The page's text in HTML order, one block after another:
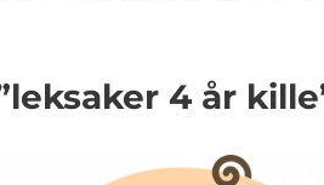
4 år